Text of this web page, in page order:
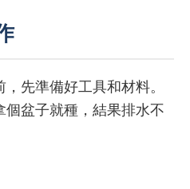
先準備好工具和材料。
個盆子就種，結果排水不